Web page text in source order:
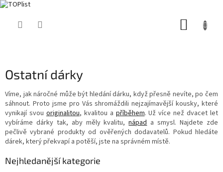
Ostatní dárky
Víme, jak náročné může být hledání dárku, když přesně nevíte, po čem
sáhnout. Proto jsme pro Vás shromáždili nejzajímavější kousky, které
vynikají svou originalitou, kvalitou a příběhem. Už více než dvacet let
vybíráme dárky tak, aby měly kvalitu,nápad a smysl. Najdete zde
pečlivě vybrané produkty od ověřených dodavatelů. Pokud hledáte
dárek, který překvapí a potěší, jste na správném místě.
Nejhledanější kategorie